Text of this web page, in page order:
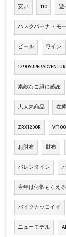
安い 110 遊
ハスクバーナ ・モ
ビール ワイン
素敵なご縁に感謝
大人気商品 在
ZRX1200R
お財布 財布
バレンタイン
今年は何個もらえ
バイクカッコイイ
ニューモデル